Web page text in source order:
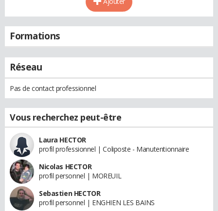
Formations
Réseau
Pas de contact professionnel
Vous recherchez peut-être
Laura HECTOR
profil professionnel | Coliposte - Manutentionnaire
Nicolas HECTOR
profil personnel | MOREUIL
Sebastien HECTOR
profil personnel | ENGHIEN LES BAINS